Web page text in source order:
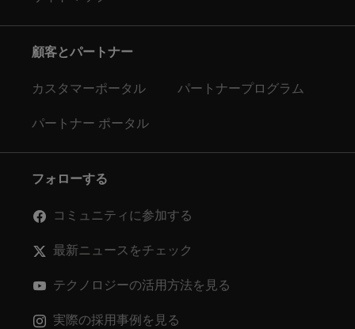
顧客とパートナー
カスタマーポータル パートナープログラム
パートナー ポータル
フォローする
コミュニティに参加する
最新ニュースをチェック
テクノロジーの活用方法を見る
実際の採用事例を見る